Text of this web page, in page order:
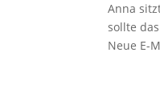
Anna
sollte
Neue E-